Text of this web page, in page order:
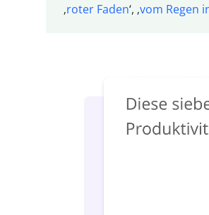
‚roter Faden‘, ‚vom Regen